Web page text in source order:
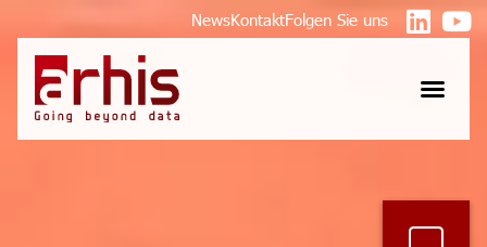
NewsKontaktFolgen Sie uns